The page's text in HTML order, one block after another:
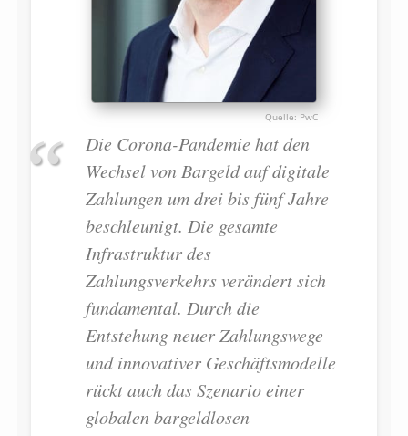
PwC
Die Corona-Pandemie hat den
Wechsel von Bargeld auf digitale
Zahlungen um drei bis fünf Jahre
beschleunigt. Die gesamte
Infrastruktur des
Zahlungsverkehrs verändert sich
fundamental. Durch die
Entstehung neuer Zahlungswege
und innovativer Geschäftsmodelle
rückt auch das Szenario einer
globalen bargeldlosen